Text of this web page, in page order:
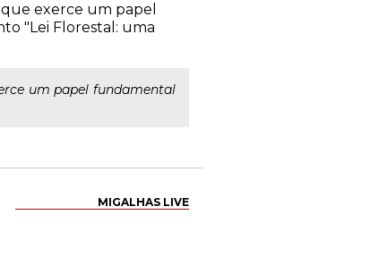
que exerce um papel
"Lei Florestal: uma
um papel fundamental
MIGALHAS LIVE